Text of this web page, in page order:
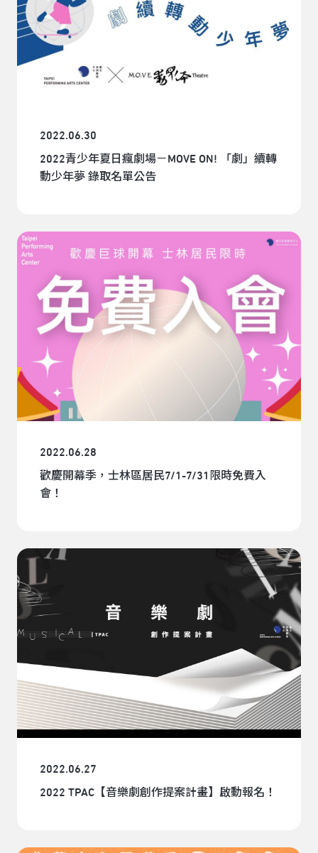
2022.06.30
2022青少年夏日瘋劇場－MOVE ON! 「劇」續轉
動少年夢 錄取名單公告
2022.06.28
歡慶開幕季，士林區居民7/1-7/31限時免費入
會！
2022.06.27
2022 TPAC【音樂劇創作提案計畫】啟動報名！